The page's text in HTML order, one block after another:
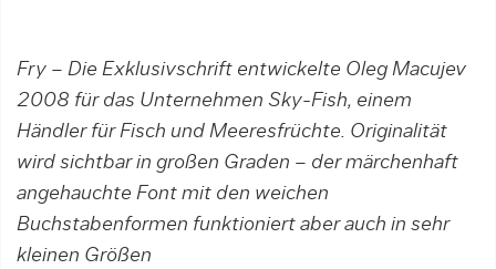
Fry – Die Exklusivschrift entwickelte Oleg Macujev
2008 für das Unternehmen Sky-Fish, einem
Händler für Fisch und Meeresfrüchte. Originalität
wird sichtbar in großen Graden – der märchenhaft
angehauchte Font mit den weichen
Buchstabenformen funktioniert aber auch in sehr
kleinen Größen